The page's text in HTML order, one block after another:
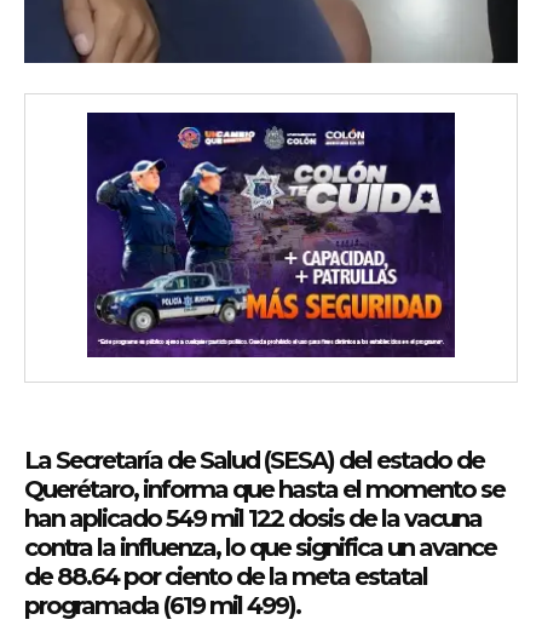
La Secretaría de Salud (SESA) del estado de
Querétaro, informa que hasta el momento se
han aplicado 549 mil 122 dosis de la vacuna
contra la influenza, lo que significa un avance
de 88.64 por ciento de la meta estatal
programada (619 mil 499).